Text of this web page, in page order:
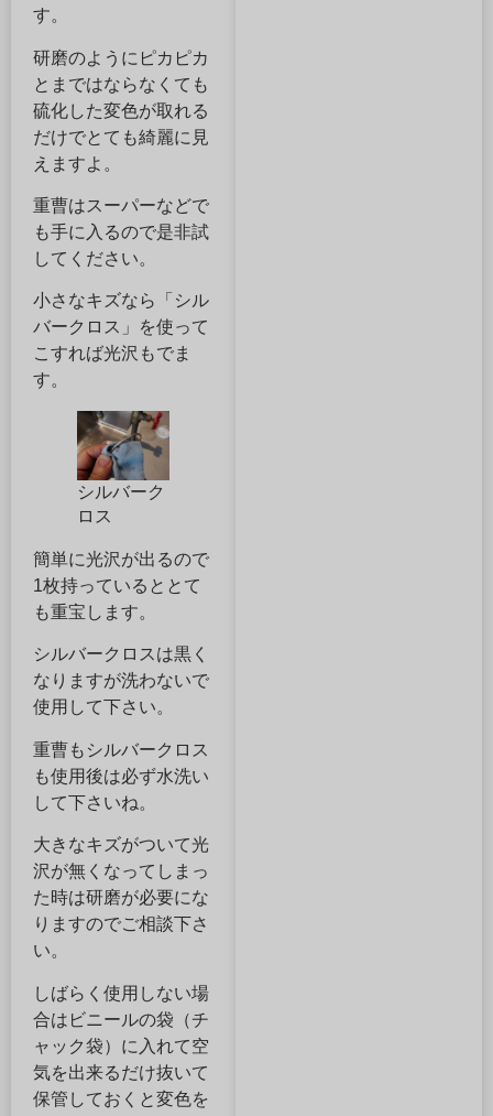
す。
研磨のようにピカピカ
とまではならなくても
硫化した変色が取れる
だけでとても綺麗に見
えますよ。
重曹はスーパーなどで
も手に入るので是非試
してください。
小さなキズなら「シル
バークロス」を使って
こすれば光沢もでま
す。
シルバーク
ロス
簡単に光沢が出るので
1枚持っているととて
も重宝します。
シルバークロスは黒く
なりますが洗わないで
使用して下さい。
重曹もシルバークロス
も使用後は必ず水洗い
して下さいね。
大きなキズがついて光
沢が無くなってしまっ
た時は研磨が必要にな
りますのでご相談下さ
い。
しばらく使用しない場
合はビニールの袋（チ
ャック袋）に入れて空
気を出来るだけ抜いて
保管しておくと変色を